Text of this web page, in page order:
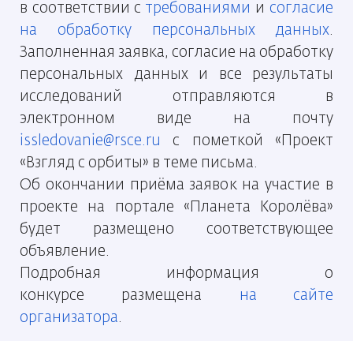
в соответствии с требованиями и согласие
на обработку персональных данных.
Заполненная заявка, согласие на обработку
персональных данных и все результаты
исследований отправляются в
электронном виде на почту
issledovanie@rsce.ru
с пометкой «Проект
«Взгляд с орбиты» в теме письма.
Об окончании приёма заявок на участие в
проекте на портале «Планета Королёва»
будет размещено соответствующее
объявление.
Подробная информация о
конкурсе размещена на сайте
организатора.